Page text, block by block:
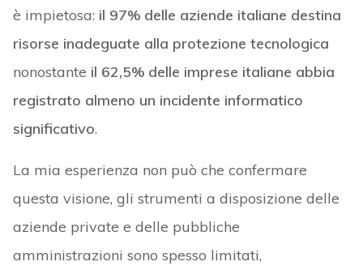
è impietosa: il 97% delle aziende italiane destina
risorse inadeguate alla protezione tecnologica
nonostante il 62,5% delle imprese italiane abbia
registrato almeno un incidente informatico
significativo.
La mia esperienza non può che confermare
questa visione, gli strumenti a disposizione delle
aziende private e delle pubbliche
amministrazioni sono spesso limitati,